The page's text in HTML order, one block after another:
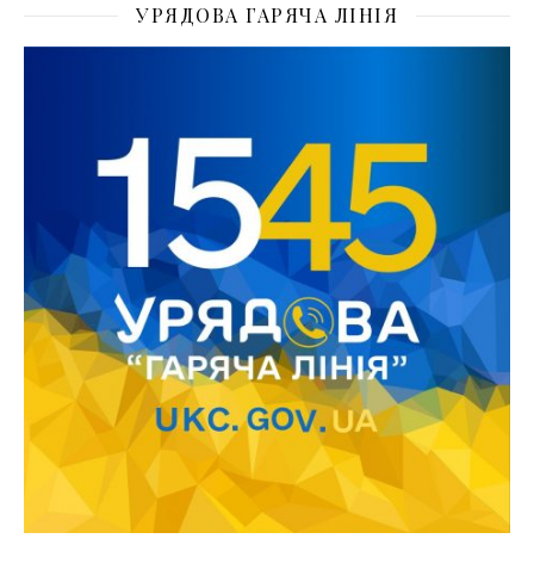
УРЯДОВА ГАРЯЧА ЛІНІЯ